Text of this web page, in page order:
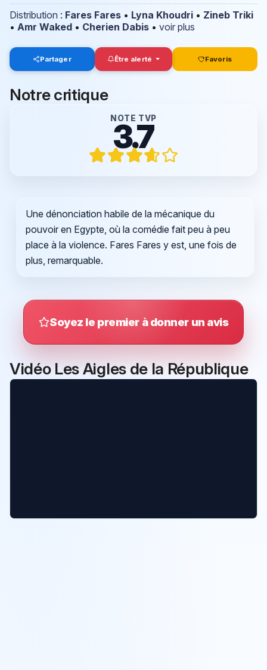
Distribution : Fares Fares • Lyna Khoudri • Zineb Triki
• Amr Waked • Cherien Dabis • voir plus
Partager Être alerté Favoris
Notre critique
NOTE TVP
3.7
Une dénonciation habile de la mécanique du
pouvoir en Egypte, où la comédie fait peu à peu
place à la violence. Fares Fares y est, une fois de
plus, remarquable.
Soyez le premier à donner un avis
Vidéo Les Aigles de la République